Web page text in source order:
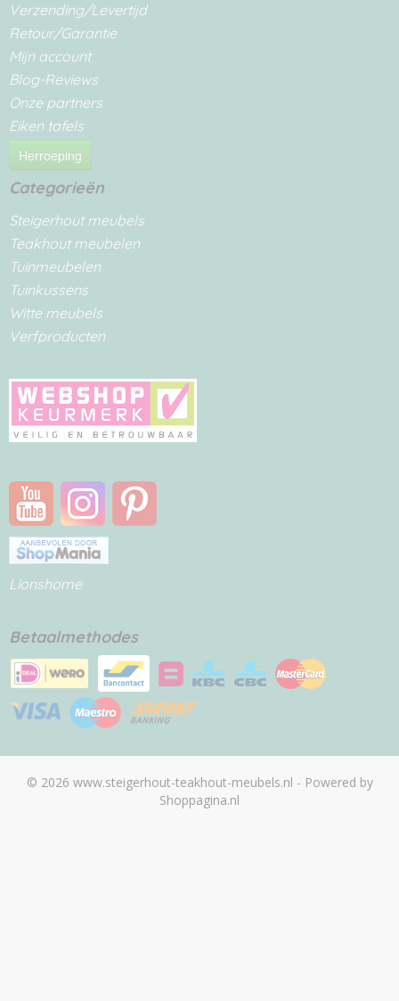
Verzending/Levertijd
Retour/Garantie
Mijn account
Blog-Reviews
Onze partners
Eiken tafels
Herroeping
Categorieën
Steigerhout meubels
Teakhout meubelen
Tuinmeubelen
Tuinkussens
Witte meubels
Verfproducten
Lionshome
Betaalmethodes
© 2026 www.steigerhout-teakhout-meubels.nl - Powered by
Shoppagina.nl